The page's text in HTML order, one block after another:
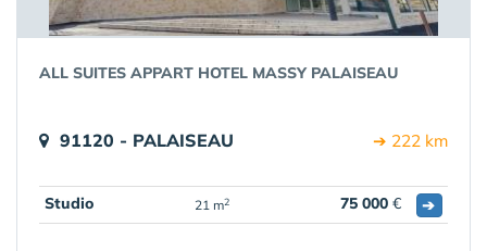
ALL SUITES APPART HOTEL MASSY PALAISEAU
91120 - PALAISEAU ➔ 222 km
Studio 21 m2 75 000 € ➔